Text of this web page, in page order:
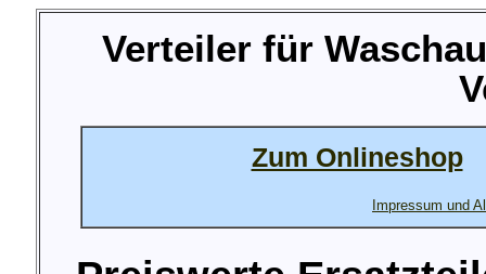
Verteiler für
Zum Onlineshop
Impressum und